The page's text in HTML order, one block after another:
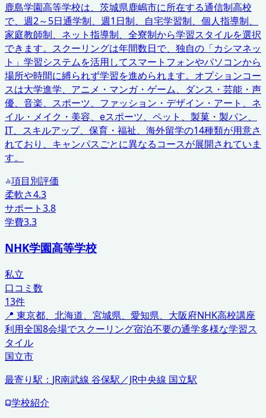
鹿島学園高等学校は、茨城県鹿嶋市に所在する通信制高校
で、週2～5日通学制、週1日制、自宅学習制、個人指導制、
家庭教師制、ネット指導制、全寮制から学習スタイルを選択
できます。スクーリングは年間数日で、独自の「カシマネッ
ト」学習システムを活用してスマートフォンやパソコンから
場所や時間に縛られず学習を進められます。オプションコー
スは大学進学、アニメ・マンガ・ゲーム、ダンス・芸能・声
優、音楽、スポーツ、ファッション・デザイン・アート、ネ
イル・メイク・美容、eスポーツ、ペット、製菓・製パン、
IT、スキルアップ、保育・福祉、海外留学の14種類が用意さ
れており、キャンパスごとに異なるコースが展開されていま
す。
項目別評価
柔軟さ4.3
サポート3.8
学費3.3
NHK学園高等学校
私立
口コミ数
13件
📍 東京都、北海道、宮城県、愛知県、大阪府NHK高校講座
利用全国8会場でスクーリング宿泊不要の通学多様な学習ス
タイル
国立市
最寄り駅： JR南武線 谷保駅／JR中央線 国立駅
学校紹介